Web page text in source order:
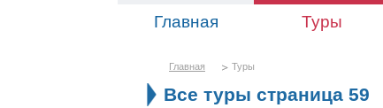
Главная Туры
Главная Туры
Все туры страница 59